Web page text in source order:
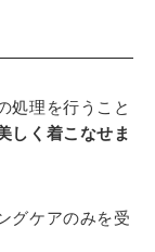
処理を行うこと
しく着こなせま
グケアのみを受